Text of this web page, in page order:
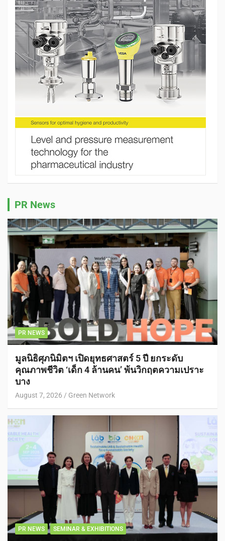
PR News
PR NEWS
มูลนิธิศุภนิมิตฯ เปิดยุทธศาสตร์ 5 ปี ยกระดับ
คุณภาพชีวิต ‘เด็ก 4 ล้านคน’ พ้นวิกฤตความเปราะ
บาง
August 7, 2026 Green Network
PR NEWS SEMINAR & EXHIBITIONS